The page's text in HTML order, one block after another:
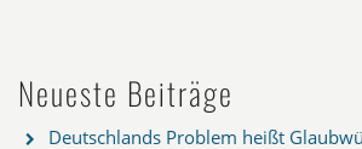
Neueste Beiträge
Deutschlands Problem heißt